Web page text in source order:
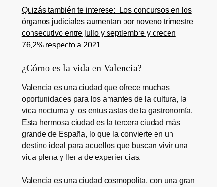
Quizás también te interese:
Los concursos en los
órganos judiciales aumentan por noveno trimestre
consecutivo entre julio y septiembre y crecen
76,2% respecto a 2021
¿Cómo es la vida en Valencia?
Valencia es una ciudad que ofrece muchas
oportunidades para los amantes de la cultura, la
vida nocturna y los entusiastas de la gastronomía.
Esta hermosa ciudad es la tercera ciudad más
grande de España, lo que la convierte en un
destino ideal para aquellos que buscan vivir una
vida plena y llena de experiencias.
Valencia es una ciudad cosmopolita, con una gran